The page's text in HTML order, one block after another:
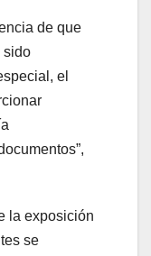
de que
sido
el
la exposición
se